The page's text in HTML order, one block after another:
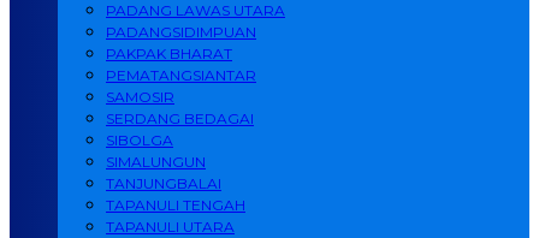
PADANG LAWAS UTARA
PADANGSIDIMPUAN
PAKPAK BHARAT
PEMATANGSIANTAR
SAMOSIR
SERDANG BEDAGAI
SIBOLGA
SIMALUNGUN
TANJUNGBALAI
TAPANULI TENGAH
TAPANULI UTARA